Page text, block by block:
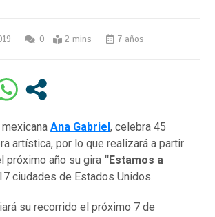
0 2 mins 7 años
mexicanaAna Gabriel, celebra 45
artística, por lo que realizará a partir
próximo año su gira “Estamos a
ciudades de Estados Unidos.
su recorrido el próximo 7 de